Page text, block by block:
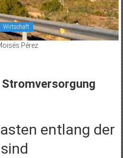
Wirtschaft
Pérez
entlang der